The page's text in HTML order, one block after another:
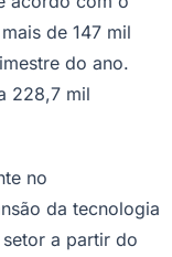
de 147 mil
do ano.
228,7 mil
no
da tecnologia
a partir do